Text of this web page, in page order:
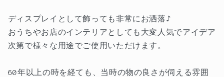
す
す
ディスプレイとして飾っても非常にお洒落♪
おうちやお店のインテリアとしても大変人気でアイデア
次第で様々な用途でご使用いただけます。
60年以上の時を経ても、当時の物の良さが伺える雰囲